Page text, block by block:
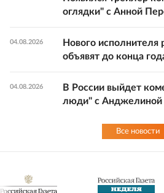
оглядки" с Анной
04.08.2026
Нового
объявят до конца
04.08.2026
В России выйдет
люди" с
Все новости